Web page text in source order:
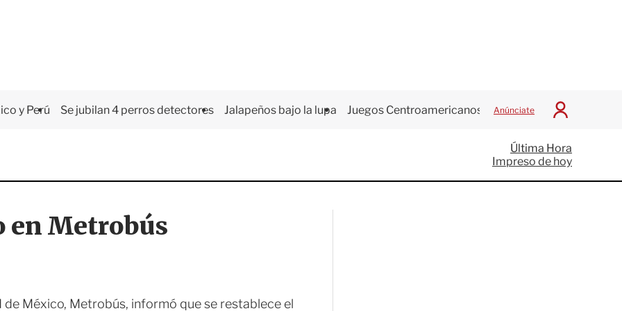
y Perú Se jubilan 4 perros detectores Jalapeños bajo la lupa Juegos Centroamericanos Anúnciate
I
c
i
a
Última Hora
Impreso de hoy
en Metrobús
México, Metrobús, informó que se restablece el